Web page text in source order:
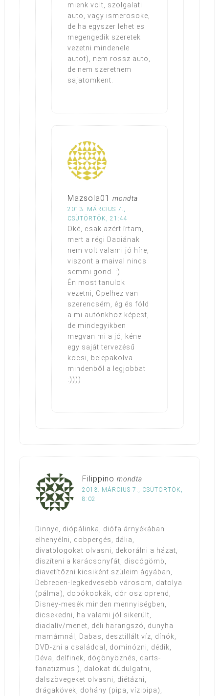
mienk volt, szolgalati
auto, vagy ismerosoke,
de ha egyszer lehet es
megengedik szeretek
vezetni mindenele
autot), nem rossz auto,
de nem szeretnem
sajatomkent.
Mazsola01 mondta
2013. MÁRCIUS 7.,
CSÜTÖRTÖK, 21:44
Oké, csak azért írtam,
mert a régi Daciának
nem volt valami jó híre,
viszont a maival nincs
semmi gond. :)
Én most tanulok
vezetni, Opelhez van
szerencsém, ég és föld
a mi autónkhoz képest,
de mindegyikben
megvan mi a jó, kéne
egy saját tervezésű
kocsi, belepakolva
mindenből a legjobbat
:))))
Filippino mondta
2013. MÁRCIUS 7., CSÜTÖRTÖK,
8:02
Dinnye, diópálinka, diófa árnyékában
elhenyélni, dobpergés, dália,
divatblogokat olvasni, dekorálni a házat,
díszíteni a karácsonyfát, discógömb,
diavetítőzni kicsiként szüleim ágyában,
Debrecen-legkedvesebb városom, datolya
(pálma), dobókockák, dór oszloprend,
Disney-mesék minden mennyiségben,
dicsekedni, ha valami jól sikerült,
diadalív/menet, déli harangszó, dunyha
mamámnál, Dabas, desztillált víz, dínók,
DVD-zni a családdal, dominózni, dédik,
Déva, delfinek, dögönyöznés, darts-
fanatizmus:), dalokat dúdulgatni,
dalszövegeket olvasni, diétázni,
drágakövek, dohány (pipa, vízipipa),